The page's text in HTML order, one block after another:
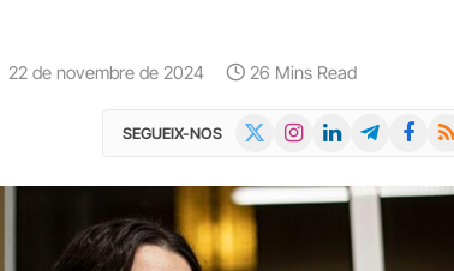
22 de novembre de 2024 26 Mins Read
SEGUEIX-NOS InstagramLinkedInTelegramFacebook
RSS